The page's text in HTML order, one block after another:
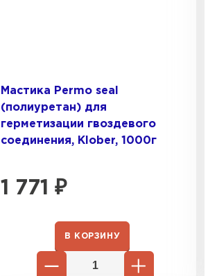
Мастика Permo seal
(полиуретан) для
герметизации гвоздевого
соединения, Klober, 1000г
1 771 ₽
В КОРЗИНУ